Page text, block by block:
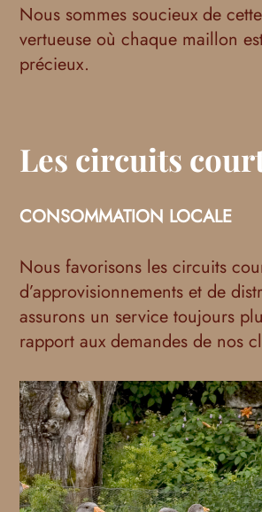
Nous sommes soucieux de
vertueuse où chaque maillon
précieux.
Les circuits
CONSOMMATION LOCALE
Nous favorisons les circuits
d’approvisionnements et de
assurons un service toujours
rapport aux demandes de nos